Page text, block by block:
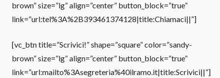
brown” size=”lg” align=”center” button_block=”true”
link=”url:tel%3A%2B393461374128|title:Chiamaci||”]
[vc_btn title=”Scrivici!” shape=”square” color=”sandy-
brown” size=”lg” align=”center” button_block=”true”
link=”url:mailto%3Asegreteria%40ilramo.it|title:Scrivici||”]